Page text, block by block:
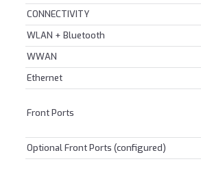
CONNECTIVITY
WLAN + Bluetooth
WWAN
Ethernet
Front Ports
Optional Front Ports (configured)